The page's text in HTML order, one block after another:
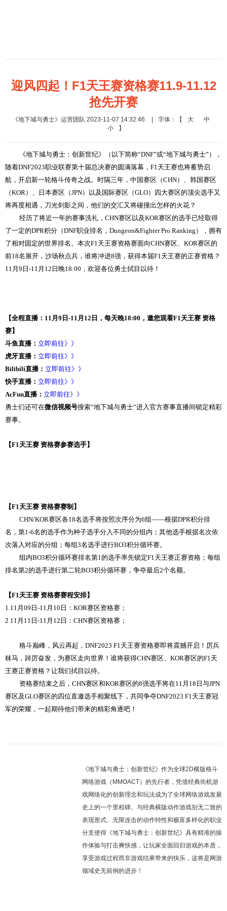
迎风四起！F1天王赛资格赛11.9-11.12
抢先开赛
《地下城与勇士》运营团队 2023-11-07 14:32:46 字体：【 大
中
小
】
《地下城与勇士：创新世纪》（以下简称“DNF”或“地下城与勇士”），
随着DNF2023职业联赛第十届总决赛的圆满落幕，F1天王赛也将蓄势启
航，开启新一轮格斗传奇之战。时隔三年，中国赛区（CHN）、韩国赛区
（KOR）、日本赛区（JPN）以及国际赛区（GLO）四大赛区的顶尖选手又
将再度相遇，刀光剑影之间，他们的交汇又将碰撞出怎样的火花？
经历了将近一年的赛事洗礼，CHN赛区以及KOR赛区的选手已经取得
了一定的DPR积分（DNF职业排名，Dungeon&Fighter Pro Ranking），拥有
了相对固定的世界排名。本次F1天王赛资格赛面向CHN赛区、KOR赛区的
前18名展开，沙场秋点兵，谁将冲进8强，获得本届F1天王赛的正赛资格？
11月9日-11月12日晚18:00，欢迎各位勇士拭目以待！
【全程直播：11月9日-11月12日，每天晚18:00，邀您观看F1天王赛 资格
赛】
斗鱼直播： 立即前往》》
虎牙直播： 立即前往》》
Bilibili直播： 立即前往》》
快手直播： 立即前往》》
AcFun直播： 立即前往》》
勇士们还可在微信视频号搜索“地下城与勇士”进入官方赛事直播间锁定精彩
赛事。
【F1天王赛 资格赛参赛选手】
【F1天王赛 资格赛赛制】
CHN/KOR赛区各18名选手将按照次序分为6组——根据DPR积分排
名，第1-6名的选手作为种子选手分入不同的分组内；其他选手根据名次依
次落入对应的分组；每组3名选手进行BO3积分循环赛。
组内BO3积分循环赛排名第1的选手率先锁定F1天王赛正赛资格；每组
排名第2的选手进行第二轮BO3积分循环赛，争夺最后2个名额。
【F1天王赛 资格赛赛程安排】
1.11月09日-11月10日：KOR赛区资格赛；
2.11月11日-11月12日：CHN赛区资格赛；
格斗巅峰，风云再起，DNF2023 F1天王赛资格赛即将震撼开启！厉兵
秣马，踔厉奋发，为赛区走向世界！谁将获得CHN赛区、KOR赛区的F1天
王赛正赛资格？让我们拭目以待。
资格赛结束之后，CHN赛区和KOR赛区的8强选手将在11月18日与JPN
赛区及GLO赛区的四位直邀选手相聚线下，共同争夺DNF2023 F1天王赛冠
军的荣耀，一起期待他们带来的精彩角逐吧！
《地下城与勇士：创新世纪》作为全球2D横版格斗
网络游戏（MMOACT）的先行者，凭借经典街机游
戏网络化的创新理念和玩法成为了全球网络游戏发展
史上的一个里程碑。与经典横版动作游戏别无二致的
表现形式、无限连击的动作特性和极富多样化的职业
分支使得《地下城与勇士：创新世纪》具有精准的操
作体验与打击爽快感，让玩家全面回归游戏的本质，
享受游戏过程而非游戏结果带来的快乐，这将是网游
领域史无前例的进步！